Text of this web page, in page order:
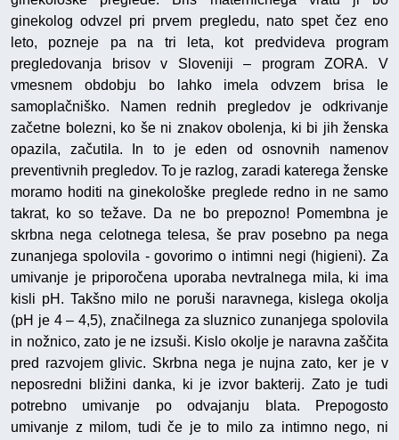
ginekolog odvzel pri prvem pregledu, nato spet čez eno
leto, pozneje pa na tri leta, kot predvideva program
pregledovanja brisov v Sloveniji – program ZORA. V
vmesnem obdobju bo lahko imela odvzem brisa le
samoplačniško. Namen rednih pregledov je odkrivanje
začetne bolezni, ko še ni znakov obolenja, ki bi jih ženska
opazila, začutila. In to je eden od osnovnih namenov
preventivnih pregledov. To je razlog, zaradi katerega ženske
moramo hoditi na ginekološke preglede redno in ne samo
takrat, ko so težave. Da ne bo prepozno! Pomembna je
skrbna nega celotnega telesa, še prav posebno pa nega
zunanjega spolovila - govorimo o intimni negi (higieni). Za
umivanje je priporočena uporaba nevtralnega mila, ki ima
kisli pH. Takšno milo ne poruši naravnega, kislega okolja
(pH je 4 – 4,5), značilnega za sluznico zunanjega spolovila
in nožnico, zato je ne izsuši. Kislo okolje je naravna zaščita
pred razvojem glivic. Skrbna nega je nujna zato, ker je v
neposredni bližini danka, ki je izvor bakterij. Zato je tudi
potrebno umivanje po odvajanju blata. Prepogosto
umivanje z milom, tudi če je to milo za intimno nego, ni